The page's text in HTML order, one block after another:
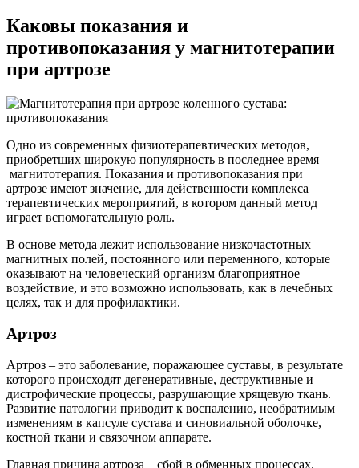
Каковы показания и
противопоказания у магнитотерапии
при артрозе
Одно из современных физиотерапевтических методов,
приобретших широкую популярность в последнее время –
магнитотерапия. Показания и противопоказания при
артрозе имеют значение, для действенности комплекса
терапевтических мероприятий, в котором данный метод
играет вспомогательную роль.
В основе метода лежит использование низкочастотных
магнитных полей, постоянного или переменного, которые
оказывают на человеческий организм благоприятное
воздействие, и это возможно использовать, как в лечебных
целях, так и для профилактики.
Артроз
Артроз – это заболевание, поражающее суставы, в результате
которого происходят дегенеративные, деструктивные и
дистрофические процессы, разрушающие хрящевую ткань.
Развитие патологии приводит к воспалению, необратимым
изменениям в капсуле сустава и синовиальной оболочке,
костной ткани и связочном аппарате.
Главная причина артроза – сбой в обменных процессах.